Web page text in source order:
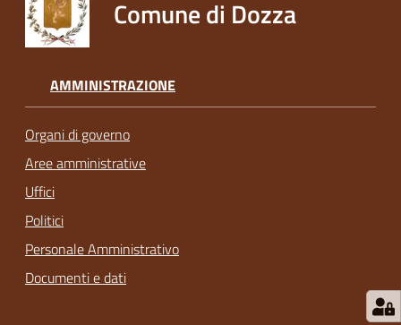
Comune di Dozza
AMMINISTRAZIONE
Organi di governo
Aree amministrative
Uffici
Politici
Personale Amministrativo
Documenti e dati